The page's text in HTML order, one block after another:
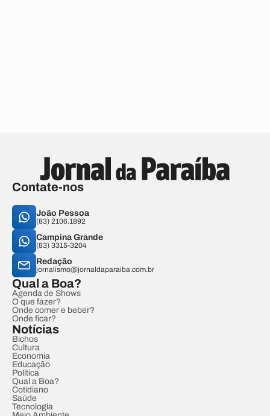
Contate-nos
João Pessoa
(83) 2106.1892
Campina Grande
(83) 3315-3204
Redação
jornalismo@jornaldaparaiba.com.br
Qual a Boa?
Agenda de Shows
O que fazer?
Onde comer e beber?
Onde ficar?
Notícias
Bichos
Cultura
Economia
Educação
Política
Qual a Boa?
Cotidiano
Saúde
Tecnologia